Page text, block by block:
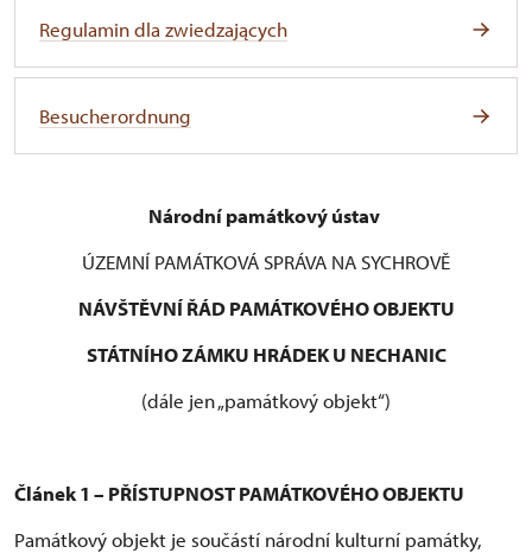
Regulamin dla zwiedzających
Besucherordnung
Národní památkový ústav
ÚZEMNÍ PAMÁTKOVÁ SPRÁVA NA SYCHROVĚ
NÁVŠTĚVNÍ ŘÁD PAMÁTKOVÉHO OBJEKTU
STÁTNÍHO ZÁMKU HRÁDEK U NECHANIC
(dále jen „památkový objekt“)
Článek 1 – PŘÍSTUPNOST PAMÁTKOVÉHO OBJEKTU
Památkový objekt je součástí národní kulturní památky,